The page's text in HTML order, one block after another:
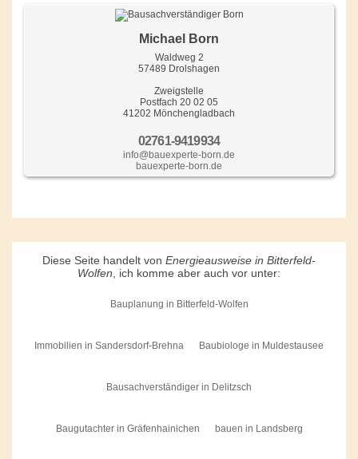
Michael Born
Waldweg 2
57489 Drolshagen
Zweigstelle
Postfach 20 02 05
41202 Mönchengladbach
02761-9419934
info@bauexperte-born.de
bauexperte-born.de
Diese Seite handelt von Energieausweise in Bitterfeld-
Wolfen, ich komme aber auch vor unter:
Bauplanung in Bitterfeld-Wolfen
Immobilien in Sandersdorf-Brehna Baubiologe in Muldestausee
Bausachverständiger in Delitzsch
Baugutachter in Gräfenhainichen bauen in Landsberg